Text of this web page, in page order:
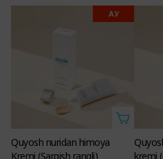
АУ
Quyosh nuridan himoya
Kremi (Sargish rangli)
kremi